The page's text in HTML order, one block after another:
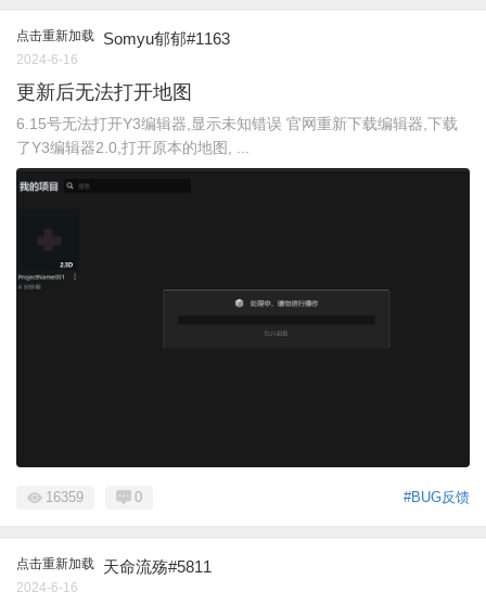
点击重新加载 Somyu郁郁#1163
2024-6-16
更新后无法打开地图
6.15号无法打开Y3编辑器,显示未知错误 官网重新下载编辑器,下载
了Y3编辑器2.0,打开原本的地图, ...
#BUG反馈
16359 0
点击重新加载 天命流殇#5811
2024-6-16